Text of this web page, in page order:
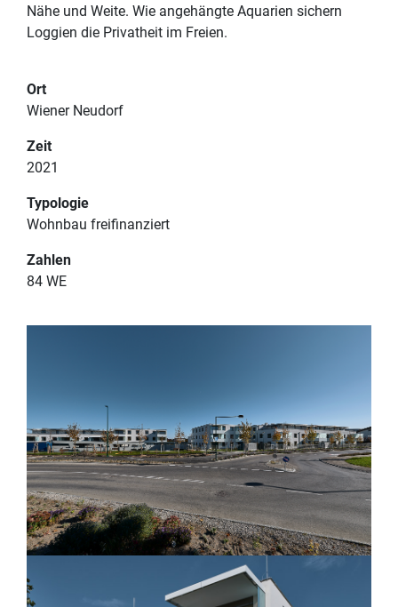
Nähe und Weite. Wie angehängte Aquarien sichern
Loggien die Privatheit im Freien.
Ort
Wiener Neudorf
Zeit
2021
Typologie
Wohnbau freifinanziert
Zahlen
84 WE